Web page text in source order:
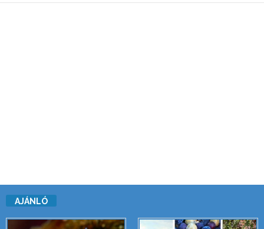
AJÁNLÓ